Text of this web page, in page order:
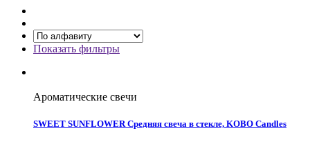
Показать фильтры
Ароматические свечи
SWEET SUNFLOWER Средняя свеча в стекле, KOBO Candles